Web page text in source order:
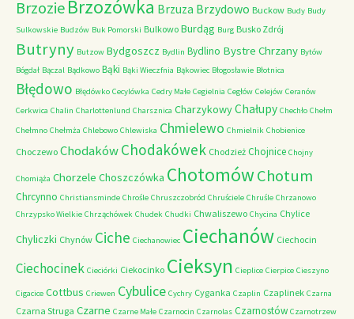
Brzozie Brzozówka Brzuza Brzydowo Buckow Budy Budy
Sulkowskie Budzów Buk Pomorski Bulkowo Burdąg Burg Busko Zdrój
Butryny Butzow Bydgoszcz Bydlin Bydlino Bystre Chrzany Bytów
Bógdał Bączal Bądkowo Bąki Bąki Wieczfnia Bąkowiec Błogosławie Błotnica
Błędowo Błędówko Cecylówka Cedry Małe Cegielnia Cegłów Celejów Ceranów
Cerkwica Chalin Charlottenlund Charsznica CharzykowyChałupy Chechło Chełm
Chełmno Chełmża Chlebowo Chlewiska Chmielewo Chmielnik Chobienice
Choczewo ChodakówChodakówek Chodzież Chojnice Chojny
Chomiąża Chorzele Choszczówka ChotomówChotum
Chrcynno Christiansminde Chrośle Chruszczobród Chruściele Chruśle Chrzanowo
Chrzypsko Wielkie Chrząchówek Chudek Chudki Chwaliszewo Chycina Chylice
Chyliczki Chynów Ciche Ciechanowiec Ciechanów Ciechocin
Ciechocinek Cieciórki Ciekocinko Cieksyn Cieplice Cierpice Cieszyno
Cigacice Cottbus Criewen Cybulice Cychry Cyganka Czaplin Czaplinek Czarna
Czarna Struga Czarne Czarne Małe Czarnocin Czarnolas Czarnostów Czarnotrzew